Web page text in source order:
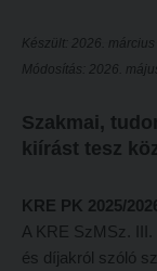
Bizottságok
Hitélet
Hittanoktató- és
Gyakorlati és
Minőségbiztosítás
KARUNKRÓL
A kar vezetése
Bizottságok
Hitélet
Készült: 2026. március
Módosítás: 2026.
Szakmai,
kiírást tesz
KRE PK 2025/
A KRE SzMSz.
és díjakról szóló